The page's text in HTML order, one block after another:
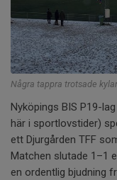
Några tappra trotsade
Nyköpings BIS P19-
här i sportlovstider)
ett Djurgården TFF
Matchen slutade 1–1
en ordentlig bjudning